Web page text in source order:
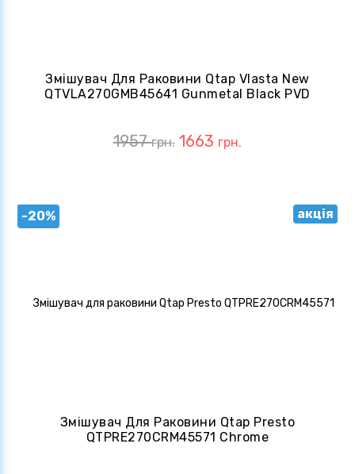
Змішувач Для Раковини Qtap Vlasta New
QTVLA270GMB45641 Gunmetal Black PVD
1957грн. 1663 грн.
-20% акція
Змішувач Для Раковини Qtap Presto
QTPRE270CRM45571 Chrome